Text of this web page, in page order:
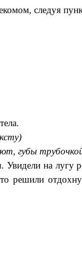
следуя
губы
Увидели на
решили